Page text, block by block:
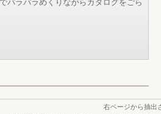
パラパラめくりながらカタログをごら
右ページから抽出